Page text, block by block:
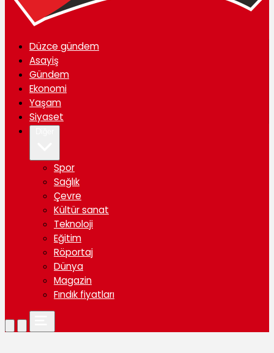
Düzce gündem
Asayiş
Gündem
Ekonomi
Yaşam
Siyaset
Spor
Sağlık
Çevre
Kültür sanat
Teknoloji
Eğitim
Röportaj
Dünya
Magazin
Fındık fiyatları